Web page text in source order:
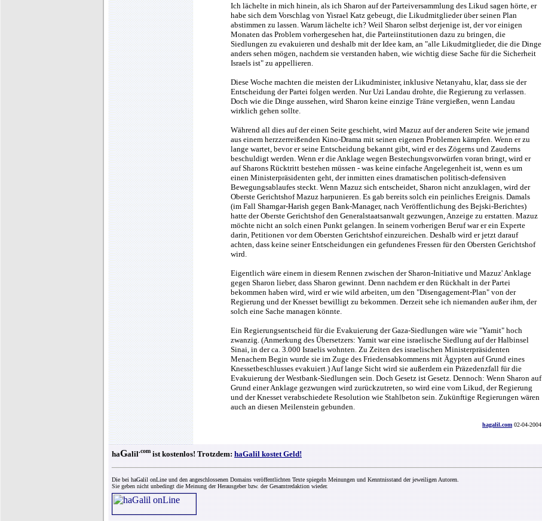
Ich lächelte in mich hinein, als ich Sharon auf der Parteiversammlung des Likud sagen hörte, er
habe sich dem Vorschlag von Yisrael Katz gebeugt, die Likudmitglieder über seinen Plan
abstimmen zu lassen. Warum lächelte ich? Weil Sharon selbst derjenige ist, der vor einigen
Monaten das Problem vorhergesehen hat, die Parteiinstitutionen dazu zu bringen, die
Siedlungen zu evakuieren und deshalb mit der Idee kam, an "alle Likudmitglieder, die die Dinge
anders sehen mögen, nachdem sie verstanden haben, wie wichtig diese Sache für die Sicherheit
Israels ist" zu appellieren.
Diese Woche machten die meisten der Likudminister, inklusive Netanyahu, klar, dass sie der
Entscheidung der Partei folgen werden. Nur Uzi Landau drohte, die Regierung zu verlassen.
Doch wie die Dinge aussehen, wird Sharon keine einzige Träne vergießen, wenn Landau
wirklich gehen sollte.
Während all dies auf der einen Seite geschieht, wird Mazuz auf der anderen Seite wie jemand
aus einem herzzerreißenden Kino-Drama mit seinen eigenen Problemen kämpfen. Wenn er zu
lange wartet, bevor er seine Entscheidung bekannt gibt, wird er des Zögerns und Zauderns
beschuldigt werden. Wenn er die Anklage wegen Bestechungsvorwürfen voran bringt, wird er
auf Sharons Rücktritt bestehen müssen - was keine einfache Angelegenheit ist, wenn es um
einen Ministerpräsidenten geht, der inmitten eines dramatischen politisch-defensiven
Bewegungsablaufes steckt. Wenn Mazuz sich entscheidet, Sharon nicht anzuklagen, wird der
Oberste Gerichtshof Mazuz harpunieren. Es gab bereits solch ein peinliches Ereignis. Damals
(im Fall Shamgar-Harish gegen Bank-Manager, nach Veröffentlichung des Bejski-Berichtes)
hatte der Oberste Gerichtshof den Generalstaatsanwalt gezwungen, Anzeige zu erstatten. Mazuz
möchte nicht an solch einen Punkt gelangen. In seinem vorherigen Beruf war er ein Experte
darin, Petitionen vor dem Obersten Gerichtshof einzureichen. Deshalb wird er jetzt darauf
achten, dass keine seiner Entscheidungen ein gefundenes Fressen für den Obersten Gerichtshof
wird.
Eigentlich wäre einem in diesem Rennen zwischen der Sharon-Initiative und Mazuz' Anklage
gegen Sharon lieber, dass Sharon gewinnt. Denn nachdem er den Rückhalt in der Partei
bekommen haben wird, wird er wie wild arbeiten, um den "Disengagement-Plan" von der
Regierung und der Knesset bewilligt zu bekommen. Derzeit sehe ich niemanden außer ihm, der
solch eine Sache managen könnte.
Ein Regierungsentscheid für die Evakuierung der Gaza-Siedlungen wäre wie "Yamit" hoch
zwanzig. (Anmerkung des Übersetzers: Yamit war eine israelische Siedlung auf der Halbinsel
Sinai, in der ca. 3.000 Israelis wohnten. Zu Zeiten des israelischen Ministerpräsidenten
Menachem Begin wurde sie im Zuge des Friedensabkommens mit Ägypten auf Grund eines
Knessetbeschlusses evakuiert.) Auf lange Sicht wird sie außerdem ein Präzedenzfall für die
Evakuierung der Westbank-Siedlungen sein. Doch Gesetz ist Gesetz. Dennoch: Wenn Sharon auf
Grund einer Anklage gezwungen wird zurückzutreten, so wird eine vom Likud, der Regierung
und der Knesset verabschiedete Resolution wie Stahlbeton sein. Zukünftige Regierungen wären
auch an diesen Meilenstein gebunden.
hagalil.com 02-04-2004
haGalil.comist kostenlos! Trotzdem:haGalil kostet Geld!
Die bei haGalil onLine und den angeschlossenen Domains veröffentlichten Texte spiegeln Meinungen und Kenntnisstand der jeweiligen Autoren.
Sie geben nicht unbedingt die Meinung der Herausgeber bzw. der Gesamtredaktion wieder.